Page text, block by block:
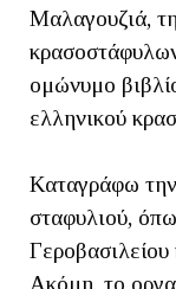
Μαλαγουζιά,
ομώνυμο
ελληνικού
Καταγράφω την
σταφυλιού,